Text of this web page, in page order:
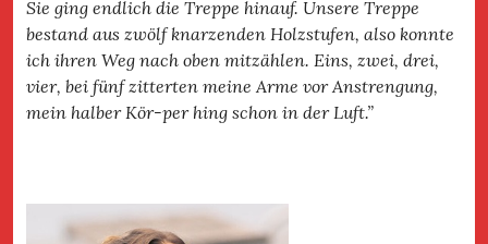
Sie ging endlich die Treppe hinauf. Unsere Treppe
bestand aus zwölf knarzenden Holzstufen, also konnte
ich ihren Weg nach oben mitzählen. Eins, zwei, drei,
vier, bei fünf zitterten meine Arme vor Anstrengung,
mein halber Kör-per hing schon in der Luft.”